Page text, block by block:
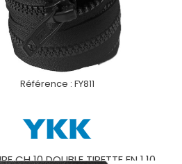
Référence : FY811
CH 10 DOUBLE TIRETTE EN 1.10